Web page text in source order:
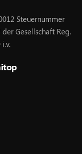
Steuernummer
Gesellschaft Reg.